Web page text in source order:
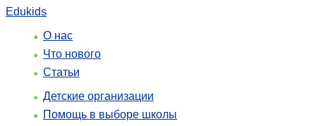
Edukids
О нас
Что нового
Статьи
Детские организации
Помощь в выборе школы